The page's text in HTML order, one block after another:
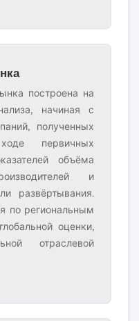
построена на
начиная с
полученных
первичных
объёма
и
развёртывания.
по региональным
оценки,
отраслевой